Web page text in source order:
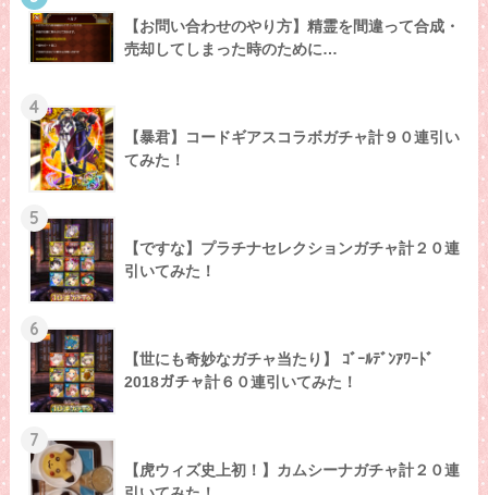
【お問い合わせのやり方】精霊を間違って合成・
売却してしまった時のために…
4
【暴君】コードギアスコラボガチャ計９０連引い
てみた！
5
【ですな】プラチナセレクションガチャ計２０連
引いてみた！
6
【世にも奇妙なガチャ当たり】 ｺﾞｰﾙﾃﾞﾝｱﾜｰﾄﾞ
2018ガチャ計６０連引いてみた！
7
【虎ウィズ史上初！】カムシーナガチャ計２０連